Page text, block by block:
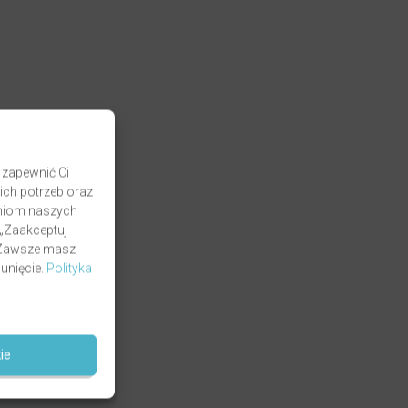
Ci
potrzeb oraz
naszych
masz
Polityka